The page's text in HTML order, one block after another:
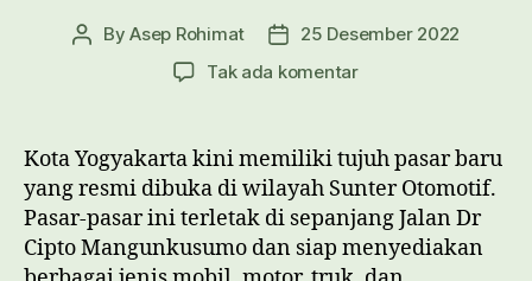
PostByAsep Rohimat
Post
date
25 Desember 2022
Tak ada komentarpada
Tujuan,
Manfaat
dan
Fasilitas
Kota Yogyakarta kini memiliki tujuh pasar baru
yang resmi dibuka di wilayah Sunter Otomotif.
Pasar-pasar ini terletak di sepanjang Jalan Dr
Cipto Mangunkusumo dan siap menyediakan